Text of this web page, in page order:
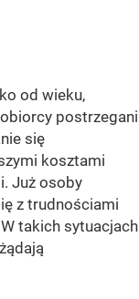
od wieku,
postrzegani
się
kosztami
Już osoby
z trudnościami
takich sytuacjach